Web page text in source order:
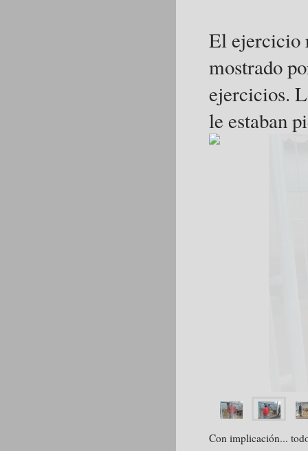
El ejercicio
mostrado
ejercicios.
le estaban
Con implicación...